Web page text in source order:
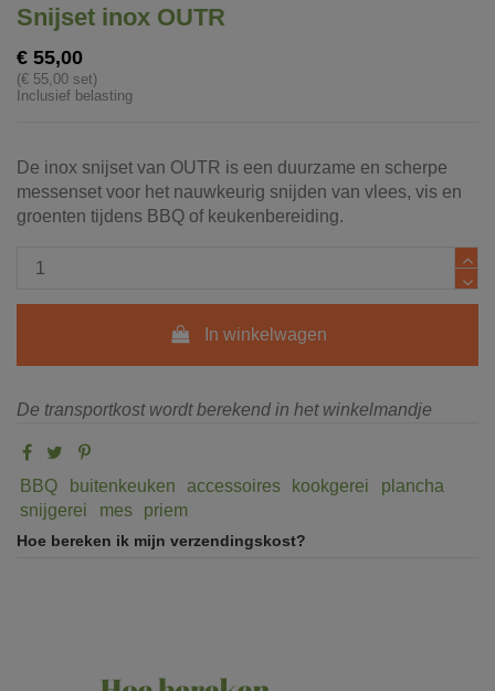
Snijset inox OUTR
€ 55,00
(€ 55,00 set)
Inclusief belasting
De inox snijset van OUTR is een duurzame en scherpe
messenset voor het nauwkeurig snijden van vlees, vis en
groenten tijdens BBQ of keukenbereiding.
In winkelwagen
De transportkost wordt berekend in het winkelmandje
BBQ buitenkeuken accessoires kookgerei
plancha
snijgerei
mes priem
Hoe bereken ik mijn verzendingskost?